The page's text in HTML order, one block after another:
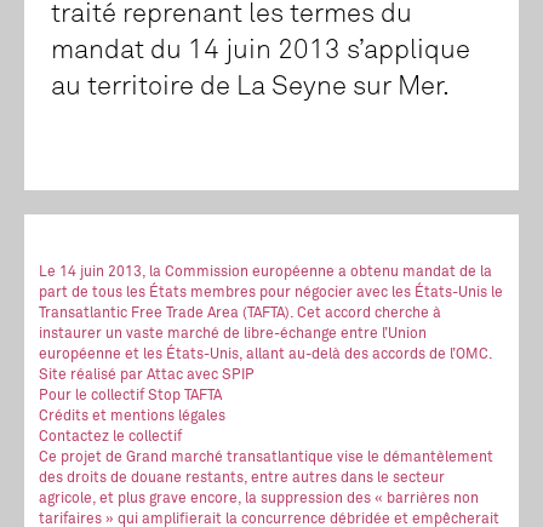
traité reprenant les termes du
mandat du 14 juin 2013 s’applique
au territoire de La Seyne sur Mer.
Le 14 juin 2013, la Commission européenne a obtenu mandat de la
part de tous les États membres pour négocier avec les États-Unis le
Transatlantic Free Trade Area (TAFTA). Cet accord cherche à
instaurer un vaste marché de libre-échange entre l’Union
européenne et les États-Unis, allant au-delà des accords de l’OMC.
Site réalisé par Attac avec SPIP
Pour le collectif Stop TAFTA
Crédits et mentions légales
Contactez le collectif
Ce projet de Grand marché transatlantique vise le démantèlement
des droits de douane restants, entre autres dans le secteur
agricole, et plus grave encore, la suppression des « barrières non
tarifaires » qui amplifierait la concurrence débridée et empêcherait